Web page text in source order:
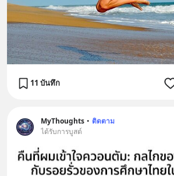
11 บันทึก
MyThoughts • ติดตาม
ได้รับการบูสต์